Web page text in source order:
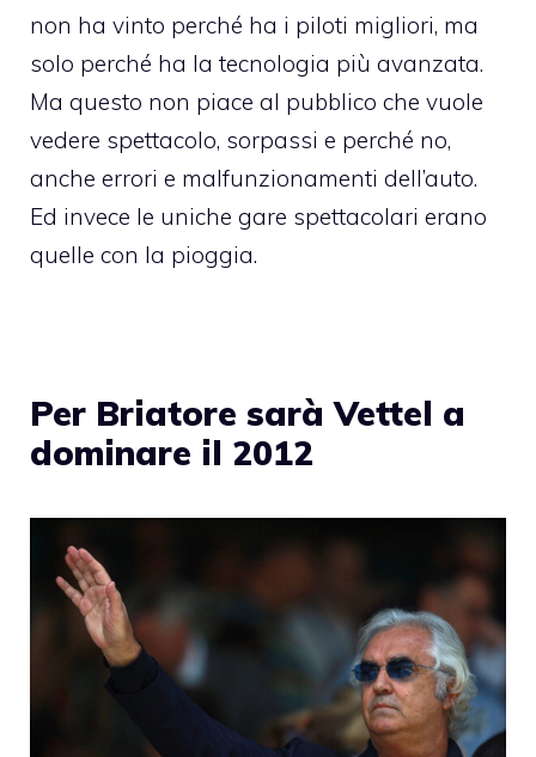
non ha vinto perché ha i piloti migliori, ma
solo perché ha la tecnologia più avanzata.
Ma questo non piace al pubblico che vuole
vedere spettacolo, sorpassi e perché no,
anche errori e malfunzionamenti dell’auto.
Ed invece le uniche gare spettacolari erano
quelle con la pioggia.
Per Briatore sarà Vettel a
dominare il 2012